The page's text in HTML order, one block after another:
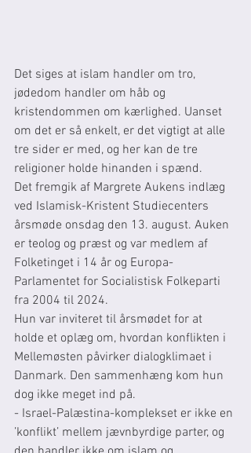
Det siges at islam handler om tro,
jødedom handler om håb og
kristendommen om kærlighed. Uanset
om det er så enkelt, er det vigtigt at alle
tre sider er med, og her kan de tre
religioner holde hinanden i spænd.
Det fremgik af Margrete Aukens indlæg
ved Islamisk-Kristent Studiecenters
årsmøde onsdag den 13. august. Auken
er teolog og præst og var medlem af
Folketinget i 14 år og Europa-
Parlamentet for Socialistisk Folkeparti
fra 2004 til 2024.
Hun var inviteret til årsmødet for at
holde et oplæg om, hvordan konflikten i
Mellemøsten påvirker dialogklimaet i
Danmark. Den sammenhæng kom hun
dog ikke meget ind på.
- Israel-Palæstina-komplekset er ikke en
’konflikt’ mellem jævnbyrdige parter, og